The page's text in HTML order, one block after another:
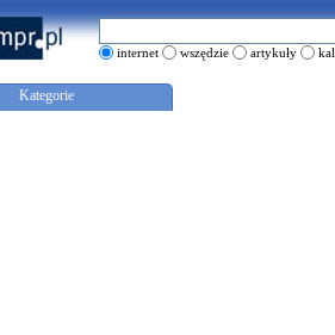
internet wszędzie artykuły
Kategorie